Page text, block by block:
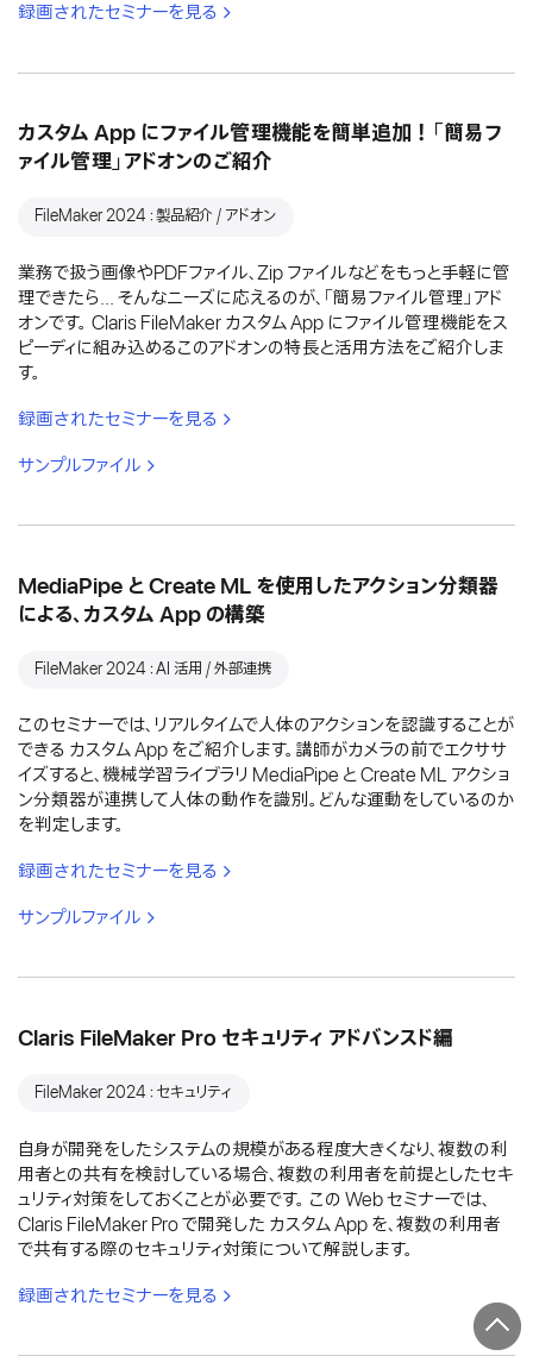
録画されたセミナーを見る
カスタム App にファイル管理機能を簡単追加！「簡易フ
ァイル管理」アドオンのご紹介
FileMaker 2024：製品紹介 / アドオン
業務で扱う画像やPDFファイル、Zip ファイルなどをもっと手軽に管
理できたら... そんなニーズに応えるのが、「簡易ファイル管理」アド
オンです。 Claris FileMaker カスタム App にファイル管理機能をス
ピーディに組み込めるこのアドオンの特長と活用方法をご紹介しま
す。
録画されたセミナーを見る
サンプルファイル
MediaPipe と Create ML を使用したアクション分類器
による、カスタム App の構築
FileMaker 2024：AI 活用 / 外部連携
このセミナーでは、リアルタイムで人体のアクションを認識することが
できる カスタム App をご紹介します。講師がカメラの前でエクササ
イズすると、機械学習ライブラリ MediaPipe と Create ML アクショ
ン分類器が連携して人体の動作を識別。どんな運動をしているのか
を判定します。
録画されたセミナーを見る
サンプルファイル
Claris FileMaker Pro セキュリティ アドバンスド編
FileMaker 2024：セキュリティ
自身が開発をしたシステムの規模がある程度大きくなり、複数の利
用者との共有を検討している場合、複数の利用者を前提としたセキ
ュリティ対策をしておくことが必要です。 この Web セミナーでは、
Claris FileMaker Pro で開発した カスタム App を、複数の利用者
で共有する際のセキュリティ対策について解説します。
録画されたセミナーを見る